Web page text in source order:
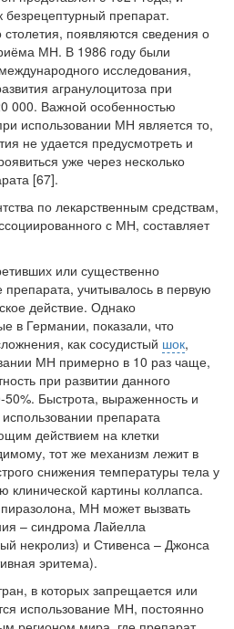
безрецептурный препарат.
появляются сведения о
МН. В 1986 году были
исследования,
агранулоцитоза при
000. Важной особенностью
использовании МН является то,
не удается предусмотреть и
уже через несколько
[67].
по лекарственным средствам,
с МН, составляет
или существенно
учитывалось в первую
действие. Однако
в Германии, показали, что
как сосудистый шок,
МН примерно в 10 раз чаще,
при развитии данного
Быстрота, выраженность и
препарата
действием на клетки
тот же механизм лежит в
снижения температуры тела у
клинической картины коллапса.
МН может вызвать
– синдрома Лайелла
некролиз) и Стивенса – Джонса
эритема).
в которых запрещается или
использование МН, постоянно